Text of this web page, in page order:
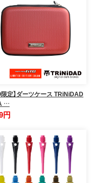
限定】ダーツケース TRiNiDAD
…
円